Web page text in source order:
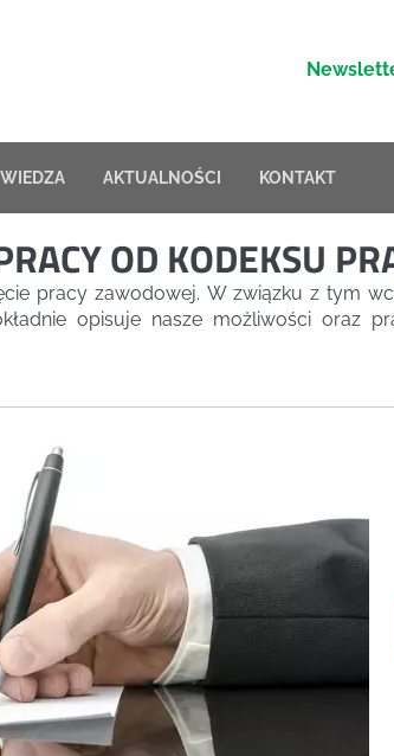
WIEDZA AKTUALNOŚCI KONTAKT
OD KODEKSU
pracy zawodowej. W związku z tym
opisuje nasze możliwości oraz